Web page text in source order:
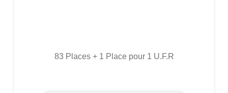
83 Places + 1 Place pour 1 U.F.R